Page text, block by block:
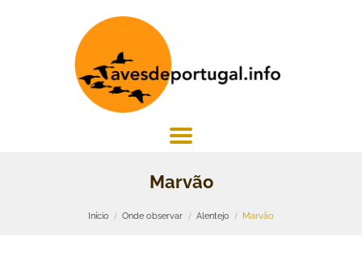
Marvão
Início Onde observar Alentejo Marvão